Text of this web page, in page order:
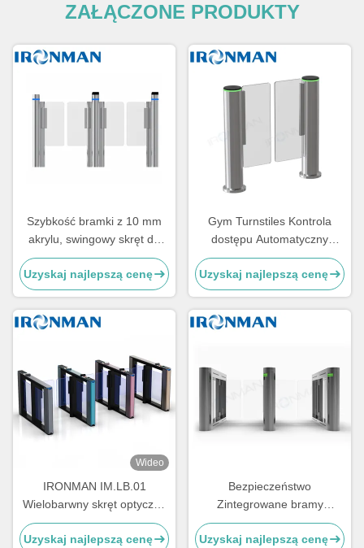
ZAŁĄCZONE PRODUKTY
Szybkość bramki z 10 mm
akrylu, swingowy skręt do
szpitali / hoteli
Uzyskaj najlepszą cenę
Gym Turnstiles Kontrola
dostępu Automatyczny
kołowrót systemu z
podwójną identyfikacją
Uzyskaj najlepszą cenę
Wideo
IRONMAN IM.LB.01
Wielobarwny skręt optyczny
do bramy prędkościowej do
kontroli dostępu do budynku
Uzyskaj najlepszą cenę
Bezpieczeństwo
Zintegrowane bramy
prędkości kompleksowe
zarządzanie dostępem
Uzyskaj najlepszą cenę